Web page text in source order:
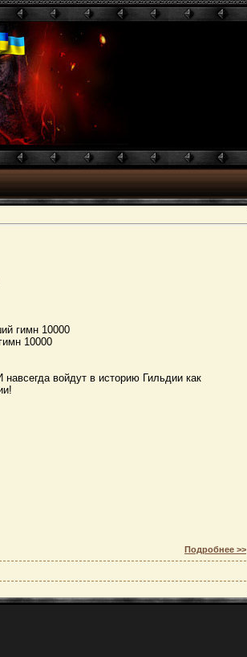
гимн 10000
10000
войдут в историю Гильдии как
Подробнее >>